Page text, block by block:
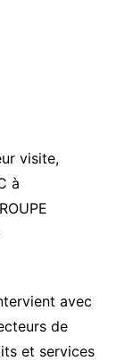
visite,
à
avec
de
et services